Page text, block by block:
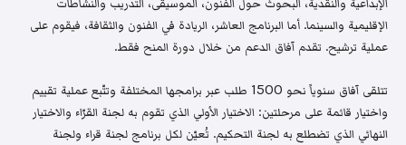
الإقليمية والسينما. أما البرنامج العاشر، الريادة في الفنون والثقافة، فيقوم على
عملية ترشيح. تقدم آفاق الدعم من خلال دورة المنح فقط.
تتلقى آفاق سنوياً نحو 1500 طلب عبر برامجها المختلفة وتتّبع عملية تقييم
واختيار قائمة على مرحلتين: الاختيار الأولي الذي تقوم به لجنة القرّاء والاختيار
النهائي الذي تضطلع به لجنة التحكيم. تُعيّن لكل برنامج لجنة قراء ولجنة